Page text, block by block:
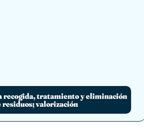
recogida, tratamiento y eliminación
residuos; valorización